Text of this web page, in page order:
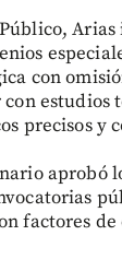
con
estudios
precisos y
aprobó
factores